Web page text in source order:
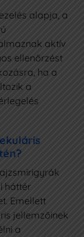
alapja, a
aktív
ellenőrzést
ha a
a
háttér
Emellett
jellemzőinek
a